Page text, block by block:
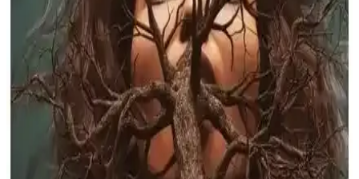
Geçmişten Günümüze Doğaüstü Olaylar: Kültürel
Yansımalar ve Güncel Perspektifler
İnsanlık tarihinden günümüze doğaüstü olaylar kültürel ve bilimsel
açıdan nasıl şekillendi? Bu makalede, mitolojilerden modern popüler
kültüre uzanan geniş yelpazedeki etkileri inceleniyor.
Tünelden Önceki Beyaz Ev: Korku ve Gizem Dolu
Paranormal Polisiye Romanı